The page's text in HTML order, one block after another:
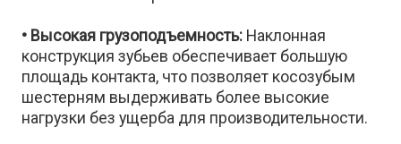
• Высокая грузоподъемность: Наклонная
конструкция зубьев обеспечивает большую
площадь контакта, что позволяет косозубым
шестерням выдерживать более высокие
нагрузки без ущерба для производительности.